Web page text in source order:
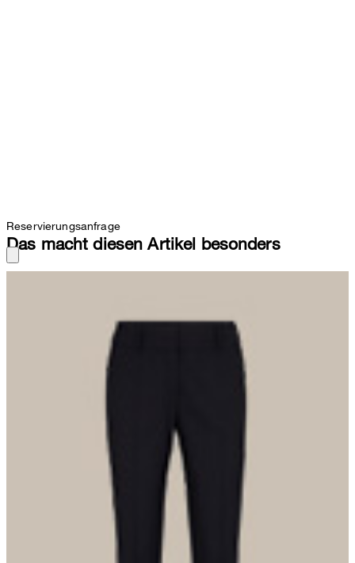
Reservierungsanfrage
Das macht diesen Artikel besonders
Styles. Klassische Bügelfalten, Eingrifftaschen und der angesetzte
Bund mit Gürtelschlaufen unterstreichen den charakteristischen
Look, die schmale SLIM FIT Silhouette rundet das Essential